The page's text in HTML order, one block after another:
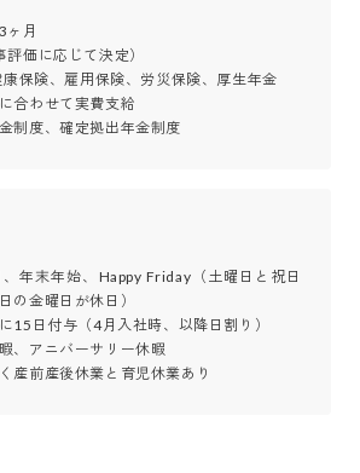
ヶ月
価に応じて決定）
保険、雇用保険、労災保険、厚生年金
合わせて実費支給
制度、確定拠出年金制度
年末年始、Happy Friday（土曜日と祝日
の金曜日が休日）
15日付与（4月入社時、以降日割り）
、アニバーサリー休暇
産前産後休業と育児休業あり